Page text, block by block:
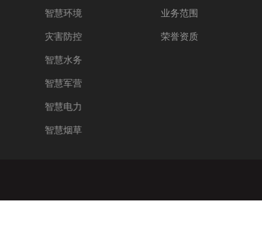
智慧环境
灾害防控
智慧水务
智慧军营
智慧电力
智慧烟草
业务范围
荣誉资质